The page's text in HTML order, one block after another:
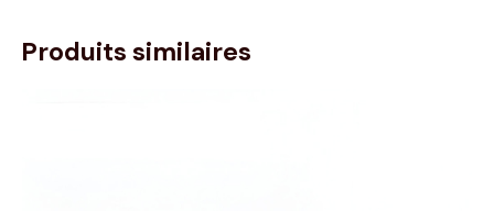
Produits similaires